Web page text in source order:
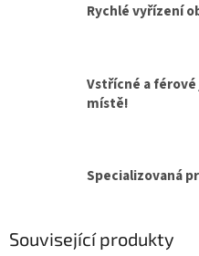
Rychlé vyřízení
Vstřícné a férové
místě!
Specializovaná
Související produkty